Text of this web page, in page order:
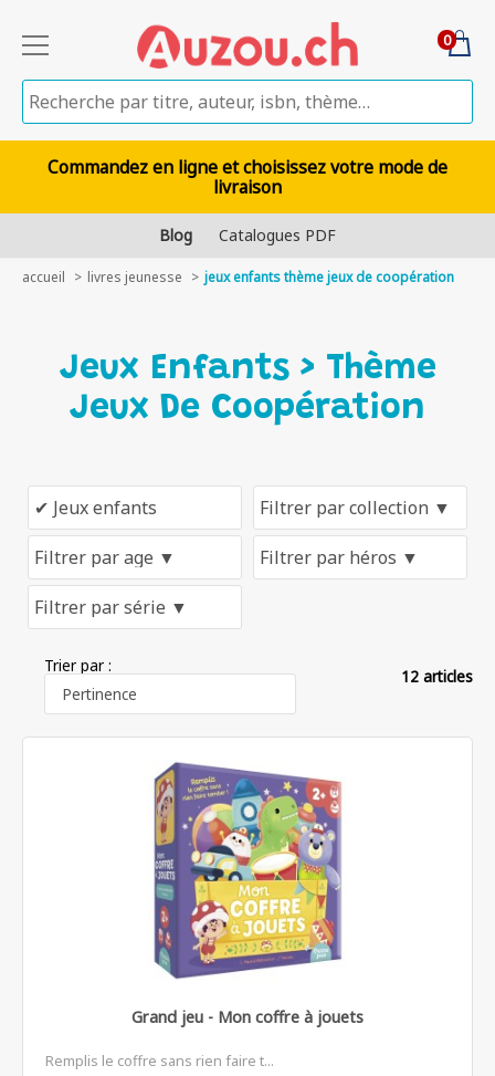
0
Commandez en ligne et choisissez votre mode de
livraison
Blog Catalogues PDF
accueil livres jeunesse jeux enfants thème jeux de coopération
Jeux Enfants > Thème
Jeux De Coopération
Trier par :
12 articles
Grand jeu - Mon coffre à jouets
Remplis le coffre sans rien faire t...